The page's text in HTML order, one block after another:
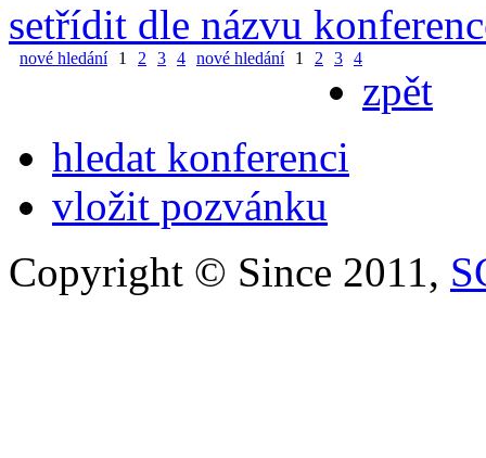
setřídit dle názvu
nové hledání 1 2 3 4 nové hledání 1 2 3 4
zpět
hledat konferenci
vložit pozvánku
Copyright © Since 2011,